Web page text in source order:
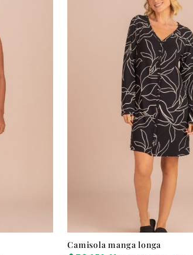
Camisola manga longa